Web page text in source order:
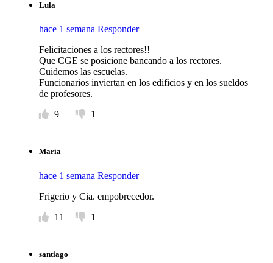
Lula
hace 1 semana Responder
Felicitaciones a los rectores!!
Que CGE se posicione bancando a los rectores.
Cuidemos las escuelas.
Funcionarios inviertan en los edificios y en los sueldos
de profesores.
9
1
María
hace 1 semana Responder
Frigerio y Cia. empobrecedor.
11
1
santiago